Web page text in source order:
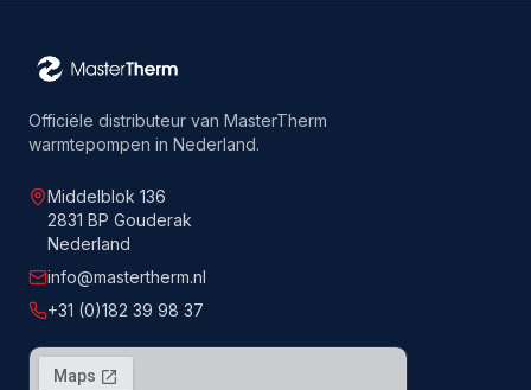
Officiële distributeur van MasterTherm
warmtepompen in Nederland.
Middelblok 136
2831 BP Gouderak
Nederland
info@mastertherm.nl
+31 (0)182 39 98 37